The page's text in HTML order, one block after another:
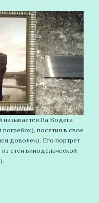
называется Ла Бодега
посетил в свое
доволен). Его портрет
стен винодельческой